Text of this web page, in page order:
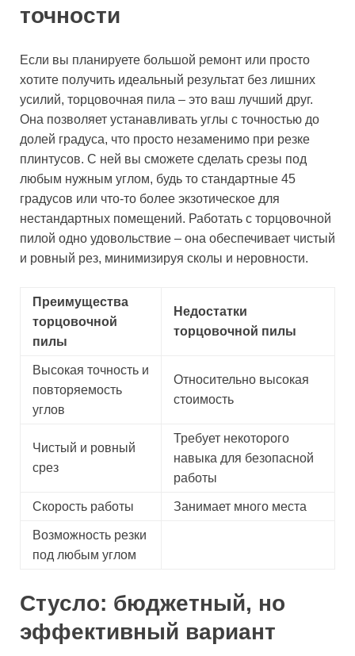
точности
Если вы планируете большой ремонт или просто
хотите получить идеальный результат без лишних
усилий, торцовочная пила – это ваш лучший друг.
Она позволяет устанавливать углы с точностью до
долей градуса, что просто незаменимо при резке
плинтусов. С ней вы сможете сделать срезы под
любым нужным углом, будь то стандартные 45
градусов или что-то более экзотическое для
нестандартных помещений. Работать с торцовочной
пилой одно удовольствие – она обеспечивает чистый
и ровный рез, минимизируя сколы и неровности.
Преимущества
торцовочной
пилы
Недостатки
торцовочной пилы
Высокая точность и
повторяемость
углов
Относительно высокая
стоимость
Чистый и ровный
срез
Требует некоторого
навыка для безопасной
работы
Скорость работы Занимает много места
Возможность резки
под любым углом
Стусло: бюджетный, но
эффективный вариант